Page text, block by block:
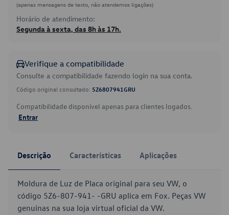
(apenas mensagens de texto, não atendemos ligações)
Horário de atendimento:
Segunda à sexta, das 8h às 17h.
Verifique a compatibilidade
Consulte a compatibilidade fazendo login na sua conta.
Código original consultado: 5Z6807941GRU
Compatibilidade disponível apenas para clientes logados.
Entrar
Descrição Características Aplicações
Moldura de Luz de Placa original para seu VW, o
código 5Z6-807-941- -GRU aplica em Fox. Peças VW
genuínas na sua loja virtual oficial da VW.